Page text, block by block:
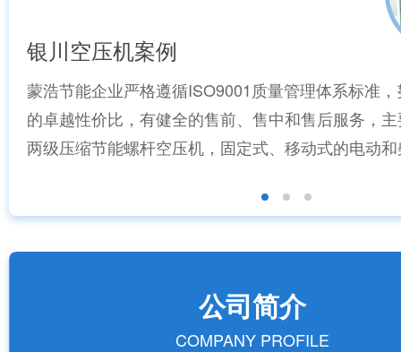
银川空压机案例
蒙浩节能企业严格遵循ISO9001质量管理体系标准
的卓越性价比，有健全的售前、售中和售后服务，
两级压缩节能螺杆空压机，固定式、移动式的电动
公司简介
COMPANY PROFILE